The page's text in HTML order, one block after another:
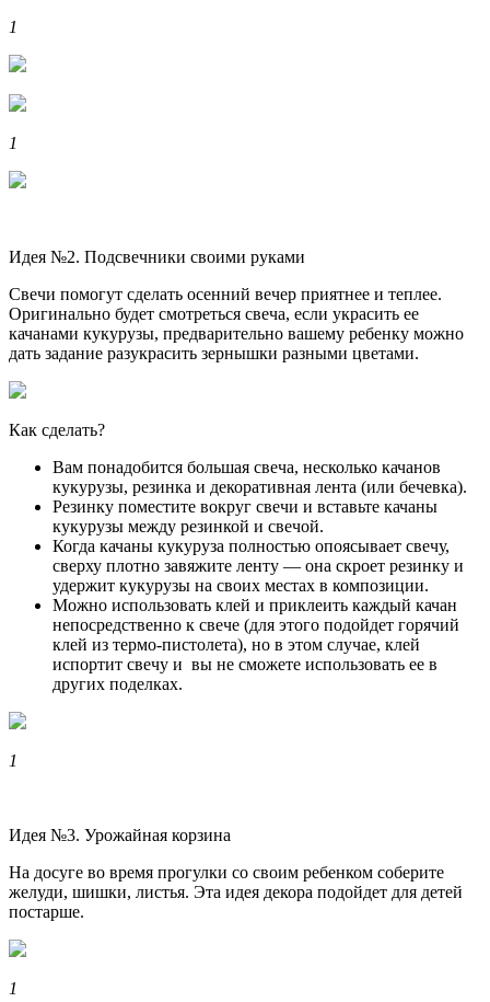
1
1
Идея №2. Подсвечники своими руками
Свечи помогут сделать осенний вечер приятнее и теплее.
Оригинально будет смотреться свеча, если украсить ее
качанами кукурузы, предварительно вашему ребенку можно
дать задание разукрасить зернышки разными цветами.
Как сделать?
Вам понадобится большая свеча, несколько качанов
кукурузы, резинка и декоративная лента (или бечевка).
Резинку поместите вокруг свечи и вставьте качаны
кукурузы между резинкой и свечой.
Когда качаны кукуруза полностью опоясывает свечу,
сверху плотно завяжите ленту — она скроет резинку и
удержит кукурузы на своих местах в композиции.
Можно использовать клей и приклеить каждый качан
непосредственно к свече (для этого подойдет горячий
клей из термо-пистолета), но в этом случае, клей
испортит свечу и вы не сможете использовать ее в
других поделках.
1
Идея №3. Урожайная корзина
На досуге во время прогулки со своим ребенком соберите
желуди, шишки, листья. Эта идея декора подойдет для детей
постарше.
1